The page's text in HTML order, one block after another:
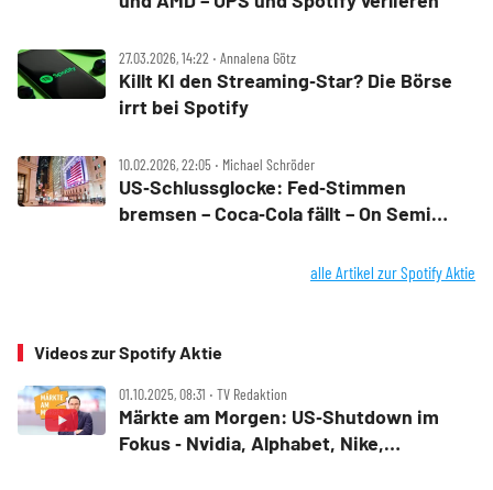
27.03.2026, 14:22 ‧ Annalena Götz
Killt KI den Streaming‑Star? Die Börse
irrt bei Spotify
10.02.2026, 22:05 ‧ Michael Schröder
US‑Schlussglocke: Fed‑Stimmen
bremsen – Coca‑Cola fällt – On Semi
alle Artikel zur Spotify Aktie
Videos zur Spotify Aktie
01.10.2025, 08:31 ‧ TV Redaktion
Märkte am Morgen: US‑Shutdown im
Fokus ‑ Nvidia, Alphabet, Nike,